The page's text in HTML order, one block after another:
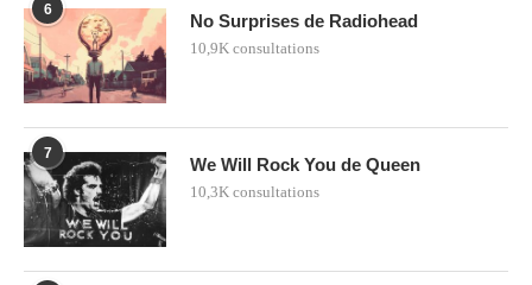
6
No Surprises de Radiohead
10,9K consultations
7
We Will Rock You de Queen
10,3K consultations